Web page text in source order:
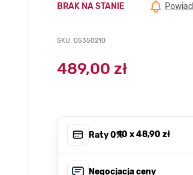
BRAK NA STANIE
SKU: 05350210
489,00 zł
Raty 0%, 10 x48,90 zł
Negocjacja ceny